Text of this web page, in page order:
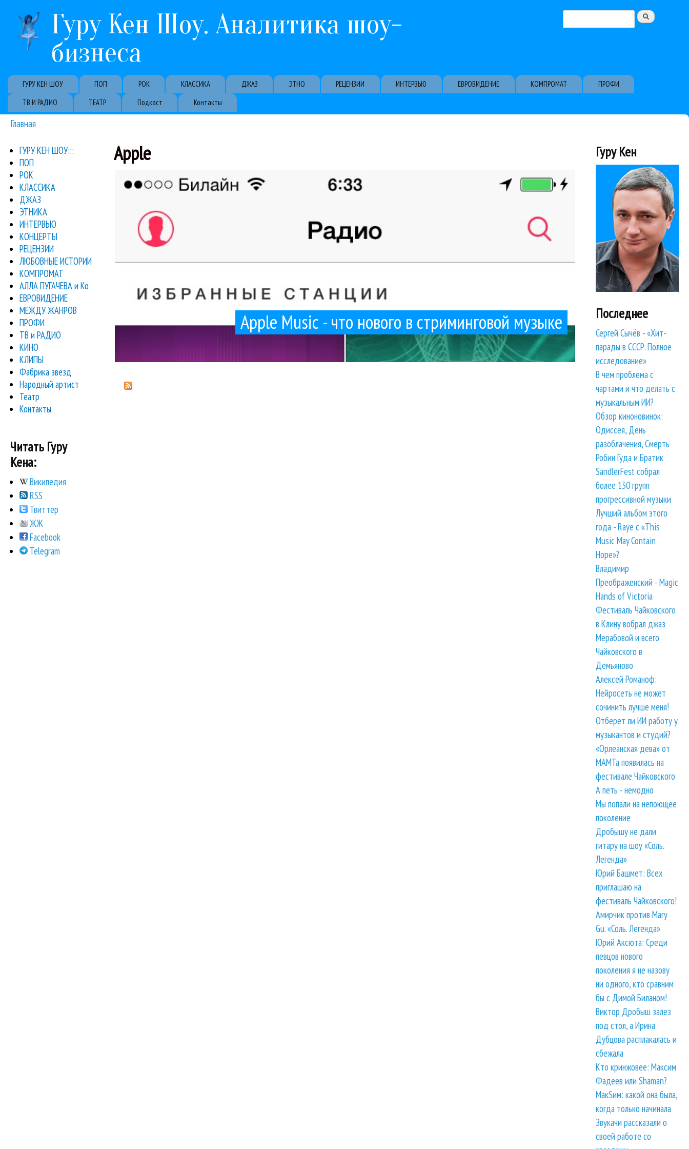
Гуру Кен Шоу. Аналитика шоу-
бизнеса
Форма поиска
Primary links
ГУРУ КЕН ШОУ ПОП РОК КЛАССИКА ДЖАЗ ЭТНО РЕЦЕНЗИИ ИНТЕРВЬЮ ЕВРОВИДЕНИЕ КОМПРОМАТ
ПРОФИ
ТВ И РАДИО
ТЕАТР Подкаст Контакты
Вы здесь
Главная
Apple
Apple Music - что нового в стриминговой музыке
Apple Music - что нового в стриминговой музыке
ГУРУ КЕН ШОУ:::
ПОП
РОК
КЛАССИКА
ДЖАЗ
ЭТНИКА
ИНТЕРВЬЮ
КОНЦЕРТЫ
РЕЦЕНЗИИ
ЛЮБОВНЫЕ ИСТОРИИ
КОМПРОМАТ
АЛЛА ПУГАЧЕВА и Ко
ЕВРОВИДЕНИЕ
МЕЖДУ ЖАНРОВ
ПРОФИ
ТВ и РАДИО
КИНО
КЛИПЫ
Фабрика звезд
Народный артист
Театр
Контакты
Читать Гуру
Кена:
Википедия
RSS
Твиттер
ЖЖ
Facebook
Telegram
Гуру Кен
Последнее
Сергей Сычёв - «Хит-
парады в СССР. Полное
исследование»
В чем проблема с
чартами и что делать с
музыкальным ИИ?
Обзор киноновинок:
Одиссея, День
разоблачения, Смерть
Робин Гуда и Братик
SandlerFest собрал
более 130 групп
прогрессивной музыки
Лучший альбом этого
года - Raye с «This
Music May Contain
Hope»?
Владимир
Преображенский - Magic
Hands of Victoria
Фестиваль Чайковского
в Клину вобрал джаз
Мерабовой и всего
Чайковского в
Демьяново
Алексей Романоф:
Нейросеть не может
сочинить лучше меня!
Отберет ли ИИ работу у
музыкантов и студий?
«Орлеанская дева» от
МАМТа появилась на
фестивале Чайковского
А петь - немодно
Мы попали на непоющее
поколение
Дробышу не дали
гитару на шоу «Соль.
Легенда»
Юрий Башмет: Всех
приглашаю на
фестиваль Чайковского!
Амирчик против Mary
Gu. «Соль. Легенда»
Юрий Аксюта: Среди
певцов нового
поколения я не назову
ни одного, кто сравним
бы с Димой Биланом!
Виктор Дробыш залез
под стол, а Ирина
Дубцова расплакалась и
сбежала
Кто кринжовее: Максим
Фадеев или Shaman?
МакSим: какой она была,
когда только начинала
Звукачи рассказали о
своей работе со